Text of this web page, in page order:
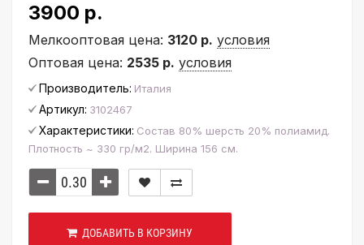
3900 р.
Мелкооптовая цена: 3120 р. условия
Оптовая цена: 2535 р. условия
Производитель: Италия
Артикул: 3102467
Характеристики: Состав 80% шерсть 20% полиамид.
Плотность ~ 330 гр/м2. Ширина 156 см.
ДОБАВИТЬ В КОРЗИНУ